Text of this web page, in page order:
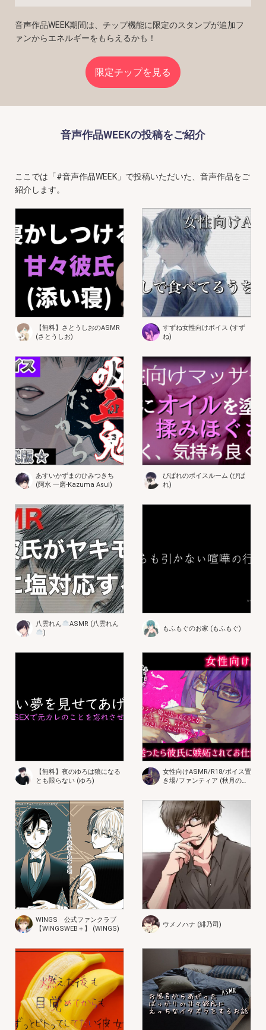
音声作品WEEK期間は、チップ機能に限定のスタンプが追加フ
ァンからエネルギーをもらえるかも！
限定チップを見る
音声作品WEEKの投稿をご紹介
ここでは「#音声作品WEEK」で投稿いただいた、音声作品をご
紹介します。
【無料】さとうしおのASMR
(さとうしお)
すずね女性向けボイス (すず
ね)
あすいかずまのひみつきち
(阿水 一磨-Kazuma Asui)
ぴぱれのボイスルーム (ぴぱ
れ)
八雲れん
ASMR (八雲れん
)
もふもぐのお家 (もふもぐ)
【無料】夜のゆろは狼になる
とも限らない (ゆろ)
女性向けASMR/R18/ボイス置
き場/ファンティア (秋月のえ
WINGS 公式ファンクラブ
【WINGSWEB＋】 (WINGS)
ウメノハナ (緋乃司)